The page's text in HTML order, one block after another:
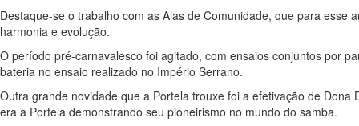
Destaque-se o trabalho com as Alas de Comunidade, que para
harmonia e evolução.
O período pré-carnavalesco foi agitado, com ensaios conjuntos por
bateria no ensaio realizado no Império Serrano.
Outra grande novidade que a Portela trouxe foi a efetivação de
era a Portela demonstrando seu pioneirismo no mundo do samba.